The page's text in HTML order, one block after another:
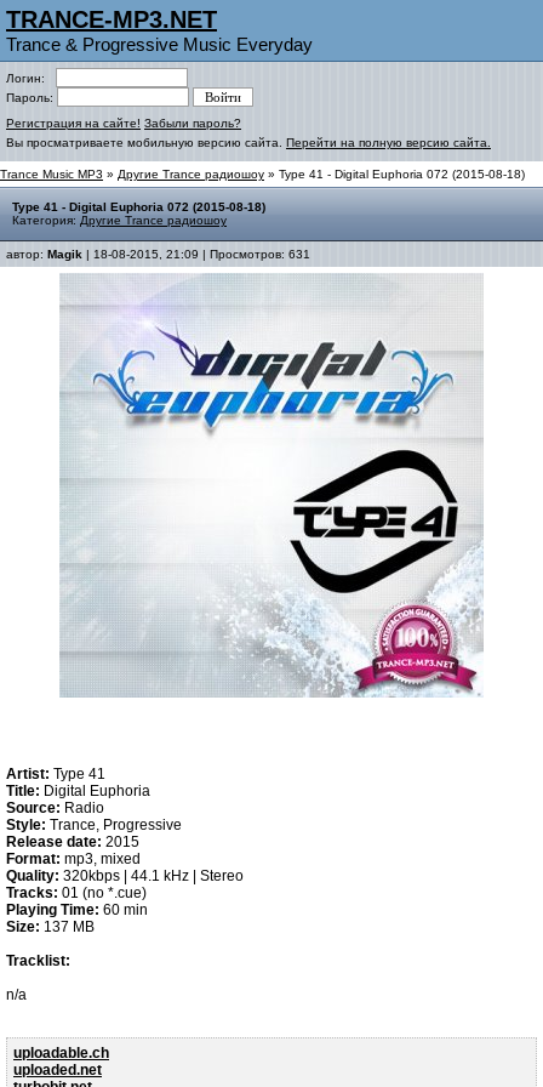
TRANCE-MP3.NET
Trance & Progressive Music Everyday
Логин:
Пароль:
Регистрация на сайте! Забыли пароль?
Вы просматриваете мобильную версию сайта. Перейти на полную версию сайта.
Trance Music MP3 » Другие Trance радиошоу » Type 41 - Digital Euphoria 072 (2015-08-18)
Type 41 - Digital Euphoria 072 (2015-08-18)
Категория: Другие Trance радиошоу
автор: Magik | 18-08-2015, 21:09 | Просмотров: 631
Artist: Type 41
Title: Digital Euphoria
Source: Radio
Style: Trance, Progressive
Release date: 2015
Format: mp3, mixed
Quality: 320kbps | 44.1 kHz | Stereo
Tracks: 01 (no *.cue)
Playing Time: 60 min
Size: 137 MB
Tracklist:
n/a
uploadable.ch
uploaded.net